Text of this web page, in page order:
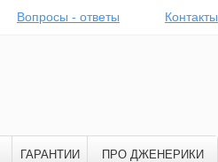
Вопросы - ответы Контакты
ГАРАНТИИ ПРО ДЖЕНЕРИКИ